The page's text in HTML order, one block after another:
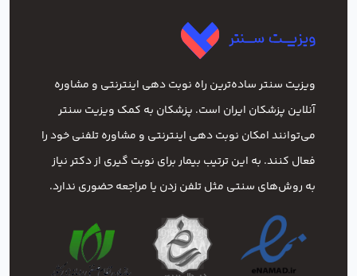
ویزیت سنتر ساده‌ترین راه نوبت‌ دهی اینترنتی و مشاوره
آنلاین پزشکان ایران است. پزشکان به کمک ویزیت سنتر
می‌توانند امکان نوبت دهی اینترنتی و مشاوره تلفنی خود را
فعال کنند. به این ترتیب بیمار برای نوبت گیری از دکتر نیاز
به روش‌های سنتی مثل تلفن زدن یا مراجعه حضوری ندارد.